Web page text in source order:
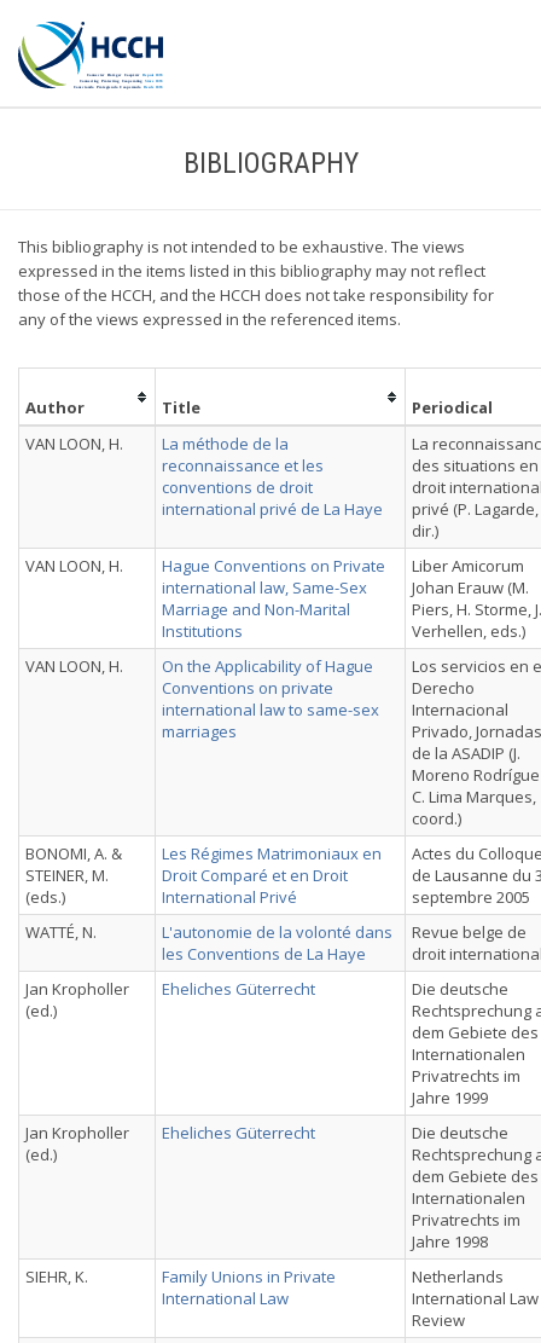
BIBLIOGRAPHY
This bibliography is not intended to be exhaustive. The views
expressed in the items listed in this bibliography may not reflect
those of the HCCH, and the HCCH does not take responsibility for
any of the views expressed in the referenced items.
Author Title
Periodical
VAN LOON, H.
La méthode de la
reconnaissance et les
conventions de droit
international privé de La Haye
La
des situations en
droit
privé (P. Lagarde,
dir.)
VAN LOON, H.
Hague Conventions on Private
international law, Same-Sex
Marriage and Non-Marital
Institutions
Liber Amicorum
Johan Erauw (M.
Piers, H. Storme, J.
Verhellen, eds.)
VAN LOON, H.
On the Applicability of Hague
Conventions on private
international law to same-sex
marriages
Los servicios en
Derecho
Internacional
Privado, Jornadas
de la ASADIP (J.
Moreno
C. Lima Marques,
coord.)
BONOMI, A. &
STEINER, M.
(eds.)
Les Régimes Matrimoniaux en
Droit Comparé et en Droit
International Privé
Actes du
de Lausanne du
septembre 2005
WATTÉ, N.
L'autonomie de la volonté dans
les Conventions de La Haye
Revue belge de
droit
Jan Kropholler
(ed.)
Eheliches Güterrecht
Die deutsche
Rechtsprechung
dem Gebiete des
Internationalen
Privatrechts im
Jahre 1999
Jan Kropholler
(ed.)
Eheliches Güterrecht
Die deutsche
Rechtsprechung
dem Gebiete des
Internationalen
Privatrechts im
Jahre 1998
SIEHR, K.
Family Unions in Private
International Law
Netherlands
International Law
Review